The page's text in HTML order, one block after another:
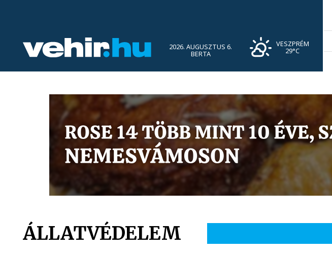
2026. AUGUSZTUS 6.
BERTA
VESZPRÉM
29°C
ÁLLATVÉDELEM